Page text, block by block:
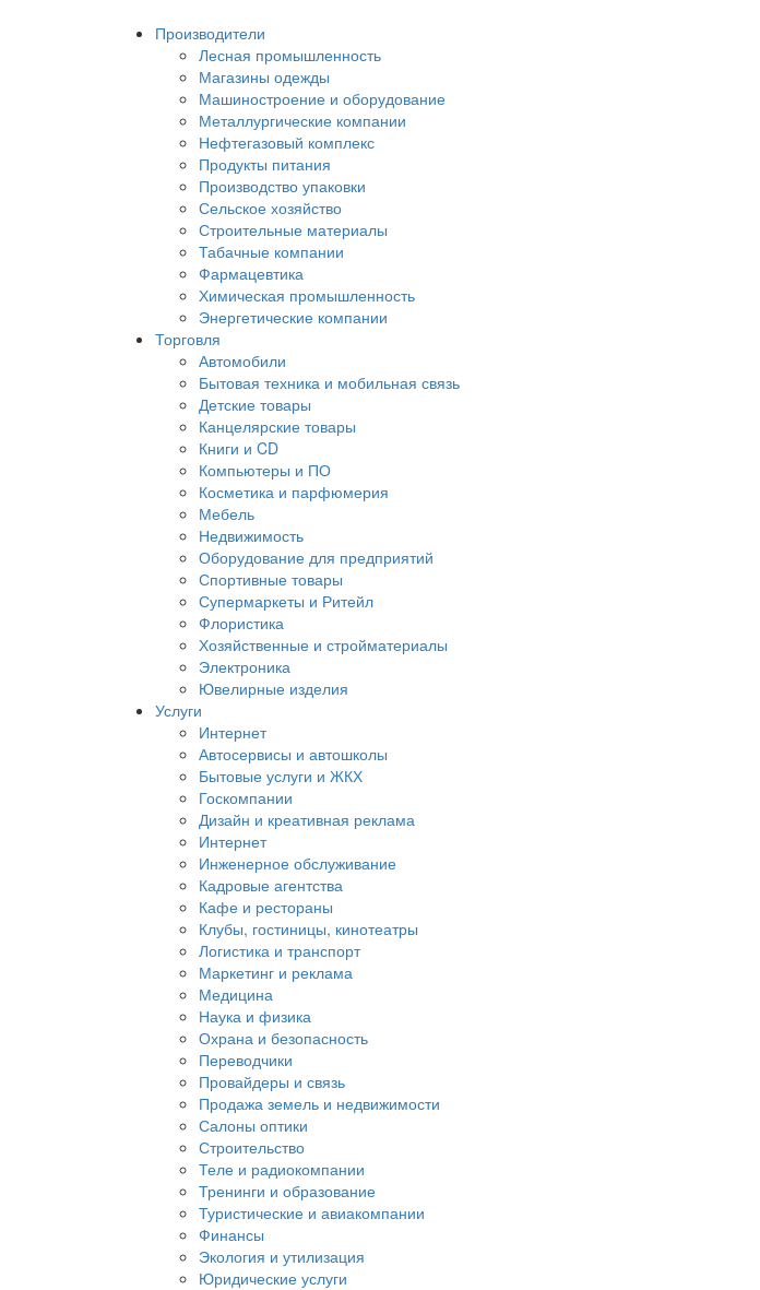
Производители
Лесная промышленность
Магазины одежды
Машиностроение и оборудование
Металлургические компании
Нефтегазовый комплекс
Продукты питания
Производство упаковки
Сельское хозяйство
Строительные материалы
Табачные компании
Фармацевтика
Химическая промышленность
Энергетические компании
Торговля
Автомобили
Бытовая техника и мобильная связь
Детские товары
Канцелярские товары
Книги и CD
Компьютеры и ПО
Косметика и парфюмерия
Мебель
Недвижимость
Оборудование для предприятий
Спортивные товары
Супермаркеты и Ритейл
Флористика
Хозяйственные и стройматериалы
Электроника
Ювелирные изделия
Услуги
Интернет
Автосервисы и автошколы
Бытовые услуги и ЖКХ
Госкомпании
Дизайн и креативная реклама
Интернет
Инженерное обслуживание
Кадровые агентства
Кафе и рестораны
Клубы, гостиницы, кинотеатры
Логистика и транспорт
Маркетинг и реклама
Медицина
Наука и физика
Охрана и безопасность
Переводчики
Провайдеры и связь
Продажа земель и недвижимости
Салоны оптики
Строительство
Теле и радиокомпании
Тренинги и образование
Туристические и авиакомпании
Финансы
Экология и утилизация
Юридические услуги